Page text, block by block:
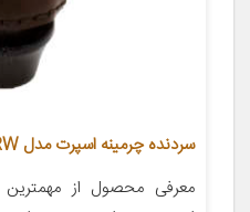
سردنده چرمینه اسپرت مدل 60HG2-BRW
معرفی محصول از مهمترین